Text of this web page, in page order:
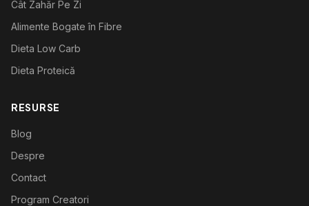
Cât Zahăr Pe Zi
Alimente Bogate în Fibre
Dieta Low Carb
Dieta Proteică
RESURSE
Blog
Despre
Contact
Program Creatori